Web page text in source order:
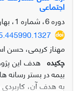
است. با توزیع
یافته‌های پژوهش
قصدخرید مصرف
و معنی‌دار ندارد.
اجتماعی
دوره 6، شماره 1، بهار 1405، صفحه
مهناز کریمی، حسن
چکیده هدف این
بیمه در بستر
به هدف آن،